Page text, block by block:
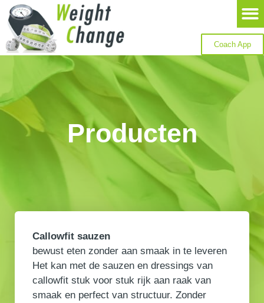
Coach App
Producten
Callowfit sauzen
bewust eten zonder aan smaak in te leveren
Het kan met de sauzen en dressings van
callowfit stuk voor stuk rijk aan raak van
smaak en perfect van structuur. Zonder